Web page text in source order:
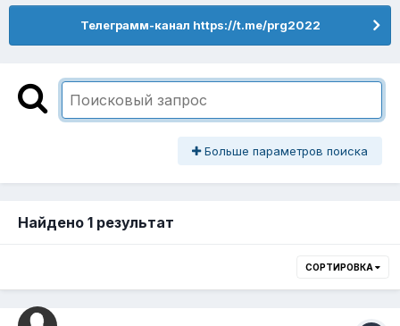
Телеграмм-канал https://t.me/prg2022
Больше параметров поиска
Найдено 1 результат
СОРТИРОВКА